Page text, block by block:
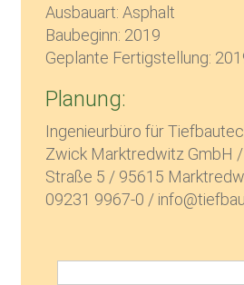
Ausbauart: Asphalt
Baubeginn: 2019
Geplante Fertigstellung:
Planung:
Ingenieurbüro für
Zwick Marktredwitz GmbH
Straße 5 / 95615
09231 9967-0 /